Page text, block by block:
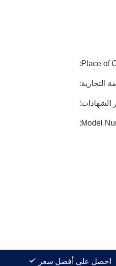
Place of
التجارية:
الشهادات:
Model
احصل على أفضل سعر